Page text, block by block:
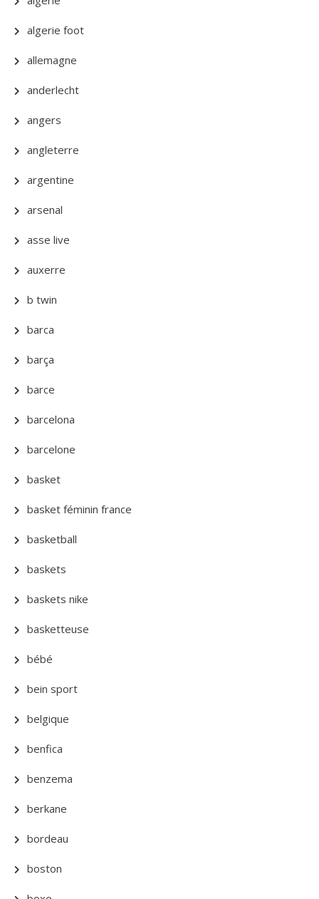
algerie foot
allemagne
anderlecht
angers
angleterre
argentine
arsenal
asse live
auxerre
b twin
barca
barça
barce
barcelona
barcelone
basket
basket féminin france
basketball
baskets
baskets nike
basketteuse
bébé
bein sport
belgique
benfica
benzema
berkane
bordeau
boston